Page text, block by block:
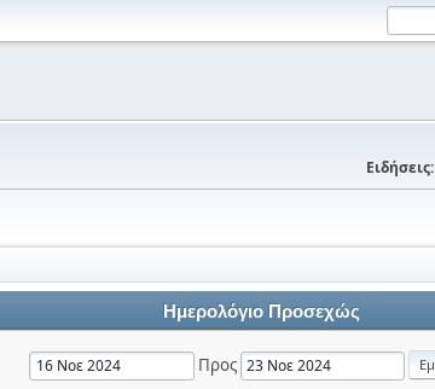
Ειδήσεις:
Ημερολόγιο Προσεχώς
Προς